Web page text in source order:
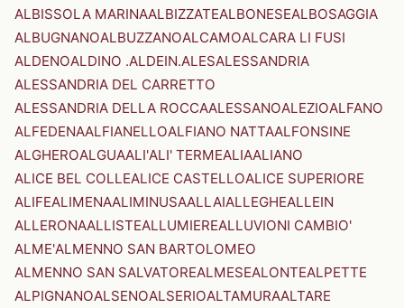
ALBISSOLA MARINAALBIZZATEALBONESEALBOSAGGIA
ALBUGNANOALBUZZANOALCAMOALCARA LI FUSI
ALDENOALDINO .ALDEIN.ALESALESSANDRIA
ALESSANDRIA DEL CARRETTO
ALESSANDRIA DELLA ROCCAALESSANOALEZIOALFANO
ALFEDENAALFIANELLOALFIANO NATTAALFONSINE
ALGHEROALGUAALI'ALI' TERMEALIAALIANO
ALICE BEL COLLEALICE CASTELLOALICE SUPERIORE
ALIFEALIMENAALIMINUSAALLAIALLEGHEALLEIN
ALLERONAALLISTEALLUMIEREALLUVIONI CAMBIO'
ALME'ALMENNO SAN BARTOLOMEO
ALMENNO SAN SALVATOREALMESEALONTEALPETTE
ALPIGNANOALSENOALSERIOALTAMURAALTARE